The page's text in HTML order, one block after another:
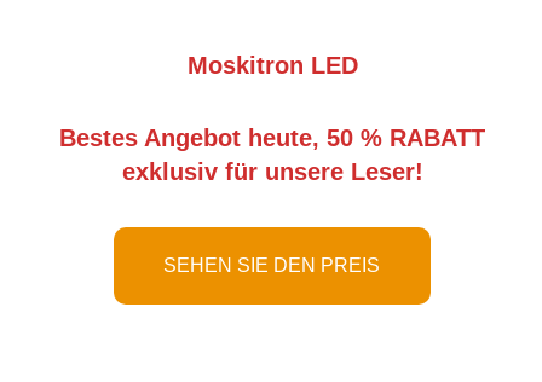
Moskitron LED
Bestes Angebot heute, 50 % RABATT
exklusiv für unsere Leser!
SEHEN SIE DEN PREIS